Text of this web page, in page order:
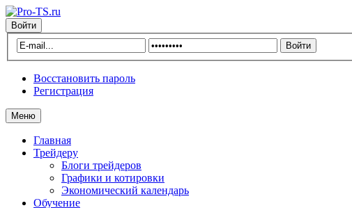
Войти
Восстановить пароль
Регистрация
Меню
Главная
Трейдеру
Блоги трейдеров
Графики и котировки
Экономический календарь
Обучение